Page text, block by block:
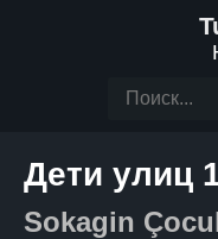
Дети улиц
Sokagin